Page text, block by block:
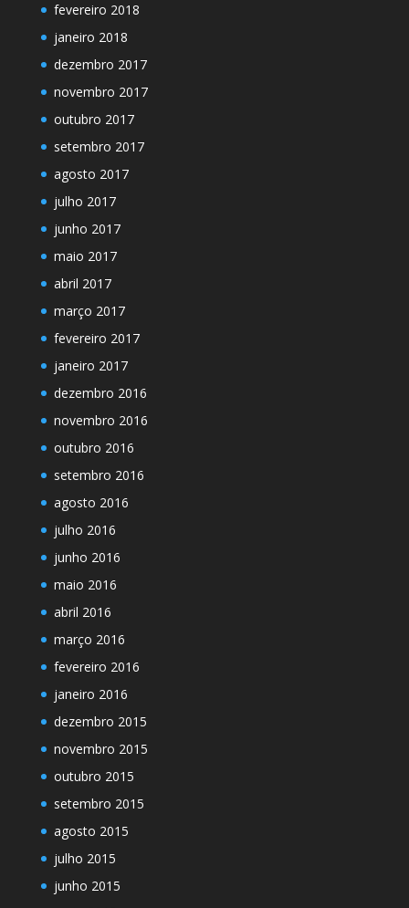
fevereiro 2018
janeiro 2018
dezembro 2017
novembro 2017
outubro 2017
setembro 2017
agosto 2017
julho 2017
junho 2017
maio 2017
abril 2017
março 2017
fevereiro 2017
janeiro 2017
dezembro 2016
novembro 2016
outubro 2016
setembro 2016
agosto 2016
julho 2016
junho 2016
maio 2016
abril 2016
março 2016
fevereiro 2016
janeiro 2016
dezembro 2015
novembro 2015
outubro 2015
setembro 2015
agosto 2015
julho 2015
junho 2015